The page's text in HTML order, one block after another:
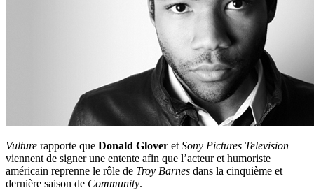
Vulture rapporte que Donald Glover et Sony Pictures Television
viennent de signer une entente afin que l’acteur et humoriste
américain reprenne le rôle de Troy Barnes dans la cinquième et
dernière saison de Community.